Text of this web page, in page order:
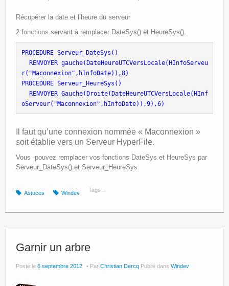
Récupérer la date et l’heure du serveur
2 fonctions servant à remplacer DateSys() et HeureSys().
PROCEDURE Serveur_DateSys()
RENVOYER gauche(DateHeureUTCVersLocale(HInfoServeu
r("Maconnexion",hInfoDate)),8)
PROCEDURE Serveur_HeureSys()
RENVOYER Gauche(Droite(DateHeureUTCVersLocale(HInf
oServeur("Maconnexion",hInfoDate)),9),6)
Il faut qu’une connexion nommée « Maconnexion »
soit établie vers un Serveur HyperFile.
Vous pouvez remplacer vos fonctions DateSys et HeureSys par
Serveur_DateSys() et Serveur_HeureSys.
Tags :
Astuces Windev
Garnir un arbre
Posté le 6 septembre 2012 Par Christian Dercq Publié dans Windev